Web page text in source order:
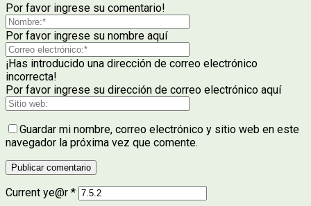
Por favor ingrese su comentario!
Por favor ingrese su nombre aquí
¡Has introducido una dirección de correo electrónico
incorrecta!
Por favor ingrese su dirección de correo electrónico aquí
Guardar mi nombre, correo electrónico y sitio web en este
navegador la próxima vez que comente.
Current ye@r *